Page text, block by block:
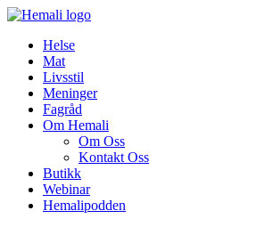
Skip
contentHelse
Mat
Livsstil
Meninger
Fagråd
Om Hemali
Om Oss
Kontakt Oss
Butikk
Webinar
Hemalipodden